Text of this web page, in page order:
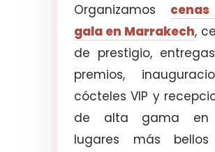
Organizamos
gala en Marrakech,
de prestigio,
premios,
cócteles VIP y
de alta gama en
lugares más